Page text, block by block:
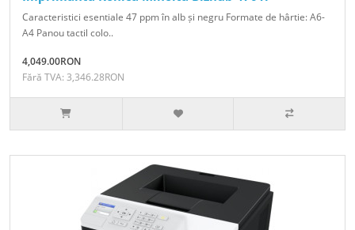
Caracteristici esentiale 47 ppm în alb și negru Formate de hârtie: A6-
A4 Panou tactil colo..
4,049.00RON
Fără TVA: 3,346.28RON